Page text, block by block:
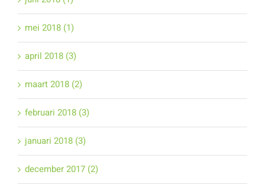
mei 2018 (1)
april 2018 (3)
maart 2018 (2)
februari 2018 (3)
januari 2018 (3)
december 2017 (2)